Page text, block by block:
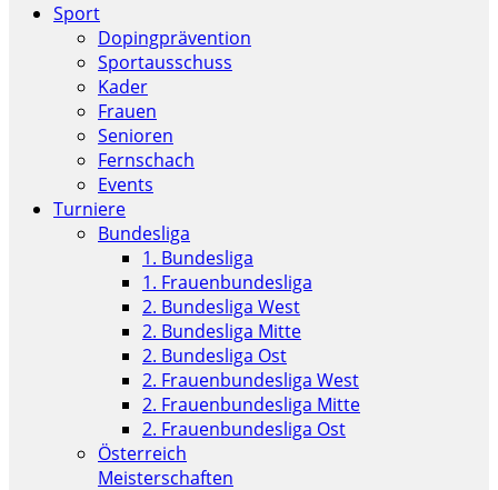
Sport
Dopingprävention
Sportausschuss
Kader
Frauen
Senioren
Fernschach
Events
Turniere
Bundesliga
1. Bundesliga
1. Frauenbundesliga
2. Bundesliga West
2. Bundesliga Mitte
2. Bundesliga Ost
2. Frauenbundesliga West
2. Frauenbundesliga Mitte
2. Frauenbundesliga Ost
Österreich
Meisterschaften